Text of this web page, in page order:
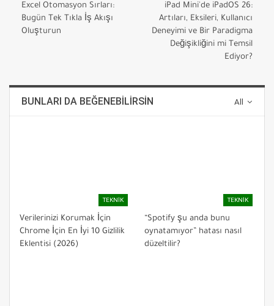
Excel Otomasyon Sırları:
Bugün Tek Tıkla İş Akışı
Oluşturun
iPad Mini'de iPadOS 26:
Artıları, Eksileri, Kullanıcı
Deneyimi ve Bir Paradigma
Değişikliğini mi Temsil
Ediyor?
All
BUNLARI DA BEĞENEBILIRSIN
TEKNIK
Verilerinizi Korumak İçin
Chrome İçin En İyi 10 Gizlilik
Eklentisi (2026)
TEKNIK
“Spotify şu anda bunu
oynatamıyor” hatası nasıl
düzeltilir?